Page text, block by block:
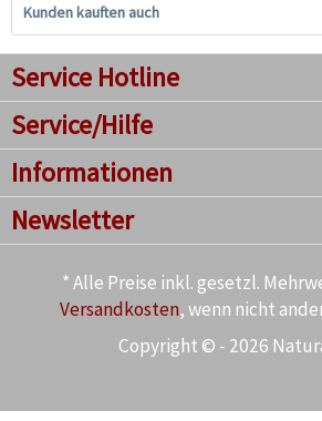
Kunden kauften auch
Service Hotline
Service/Hilfe
Informationen
Newsletter
* Alle Preise inkl. gesetzl.
Versandkosten, wenn nicht
Copyright © - 2026